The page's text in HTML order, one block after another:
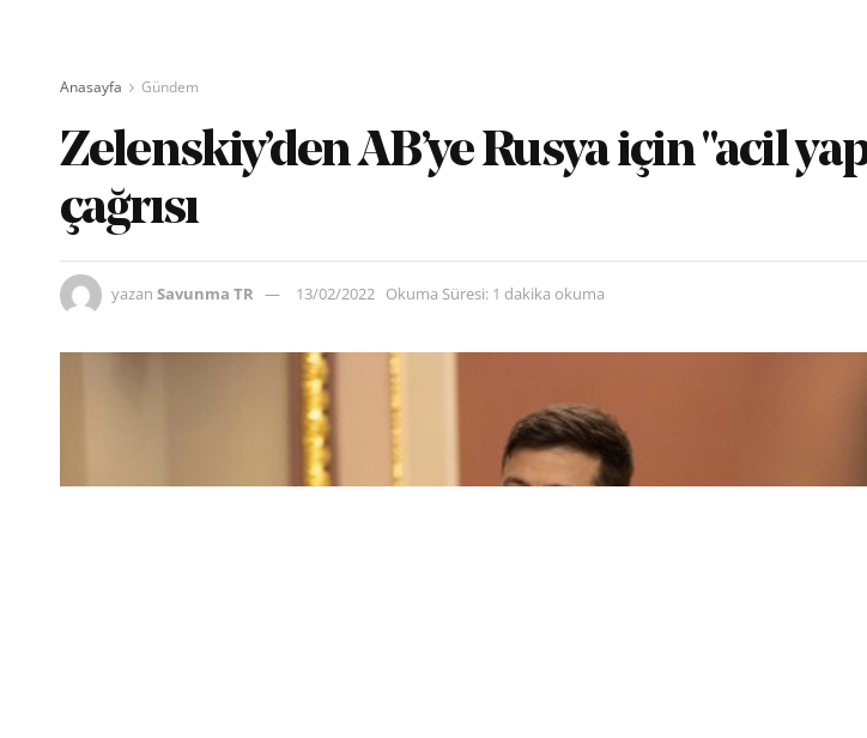
Anasayfa Gündem
Zelenskiy’den AB’ye Rusya için "acil
çağrısı
yazan Savunma TR 13/02/2022 Okuma Süresi: 1 dakika okuma